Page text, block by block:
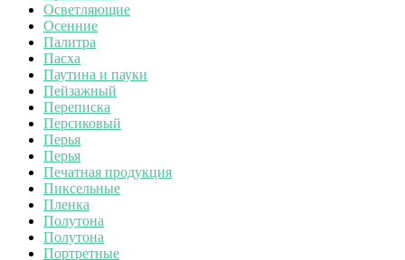
Осветляющие
Осенние
Палитра
Пасха
Паутина и пауки
Пейзажный
Переписка
Персиковый
Перья
Перья
Печатная продукция
Пиксельные
Пленка
Полутона
Полутона
Портретные